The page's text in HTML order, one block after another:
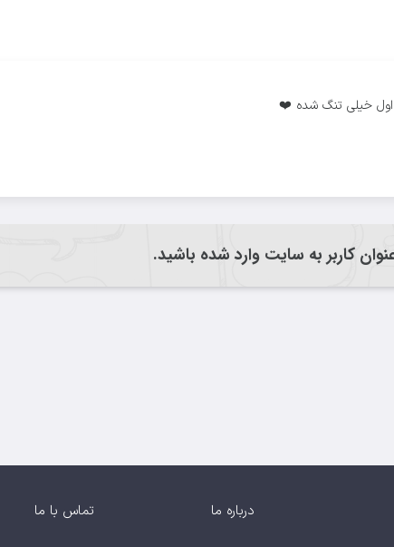
اول خیلی تنگ شده ❤️
کاربر به سایت وارد شده باشید.
درباره ما تماس با ما